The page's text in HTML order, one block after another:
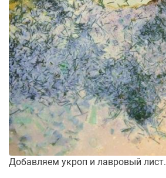
Добавляем укроп и лавровый лист.